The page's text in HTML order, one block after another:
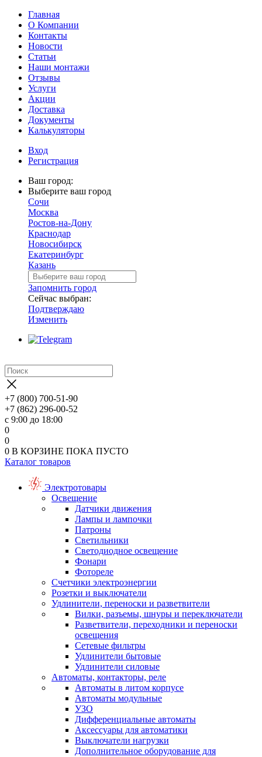
Главная
О Компании
Контакты
Новости
Статьи
Наши монтажи
Отзывы
Услуги
Акции
Доставка
Документы
Калькуляторы
Вход
Регистрация
Ваш город:
Выберите ваш город
Сочи
Москва
Ростов-на-Дону
Краснодар
Новосибирск
Екатеринбург
Казань
Запомнить город
Сейчас выбран:
Подтверждаю
Изменить
+7 (800) 700-51-90
+7 (862) 296-00-52
с 9:00 до 18:00
0
0
0 В КОРЗИНЕ ПОКА ПУСТО
Каталог товаров
Электротовары
Освещение
Датчики движения
Лампы и лампочки
Патроны
Светильники
Светодиодное освещение
Фонари
Фотореле
Счетчики электроэнергии
Розетки и выключатели
Удлинители, переноски и разветвители
Вилки, разъемы, шнуры и переключатели
Разветвители, переходники и переноски
освещения
Сетевые фильтры
Удлинители бытовые
Удлинители силовые
Автоматы, контакторы, реле
Автоматы в литом корпусе
Автоматы модульные
УЗО
Дифференциальные автоматы
Аксессуары для автоматики
Выключатели нагрузки
Дополнительное оборудование для